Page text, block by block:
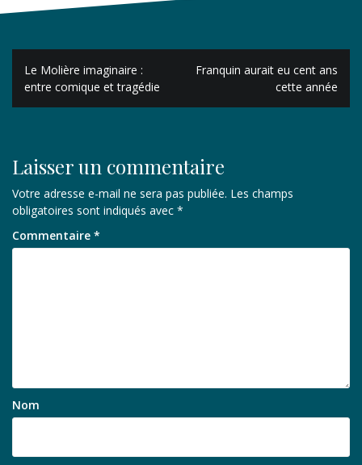
Navigation
de
l’article
Le Molière imaginaire :
entre comique et tragédie
Franquin aurait eu cent ans
cette année
Laisser un commentaire
Votre adresse e-mail ne sera pas publiée. Les champs
obligatoires sont indiqués avec *
Commentaire *
Nom